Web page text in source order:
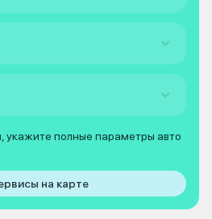
укажите полные параметры авто
на карте